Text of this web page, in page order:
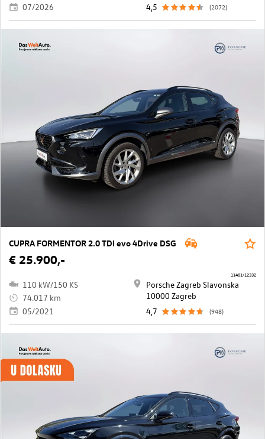
07/2026
4,5
(2072)
CUPRA FORMENTOR 2.0 TDI evo 4Drive DSG
€ 25.900,-
110 kW/150 KS
74.017 km
05/2021
Porsche Zagreb Slavonska
10000 Zagreb
4,7
(948)
11401/12332